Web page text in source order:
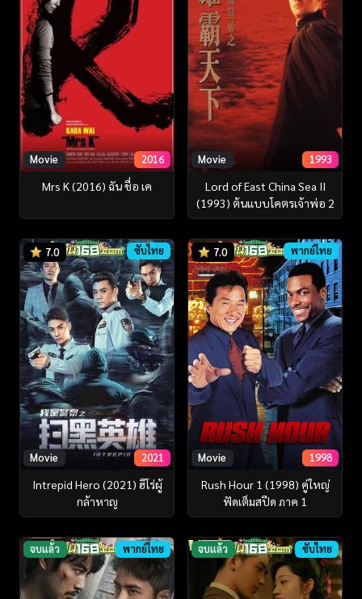
Movie 2016
Mrs K (2016) ฉัน ชื่อ เค
Movie 1993
Lord of East China Sea II
(1993) ต้นแบบโคตรเจ้าพ่อ 2
7.0 ซับไทย
Movie 2021
Intrepid Hero (2021) ฮีโร่ผู้
กล้าหาญ
7.0 พากย์ไทย
Movie 1998
Rush Hour 1 (1998) คู่ใหญ่
ฟัดเต็มสปีด ภาค 1
จบแล้ว พากย์ไทย จบแล้ว ซับไทย